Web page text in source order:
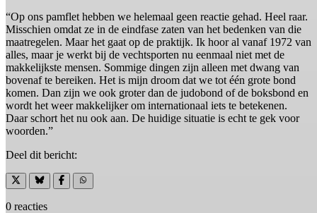
“Op ons pamflet hebben we helemaal geen reactie gehad. Heel raar.
Misschien omdat ze in de eindfase zaten van het bedenken van die
maatregelen. Maar het gaat op de praktijk. Ik hoor al vanaf 1972 van
alles, maar je werkt bij de vechtsporten nu eenmaal niet met de
makkelijkste mensen. Sommige dingen zijn alleen met dwang van
bovenaf te bereiken. Het is mijn droom dat we tot één grote bond
komen. Dan zijn we ook groter dan de judobond of de boksbond en
wordt het weer makkelijker om internationaal iets te betekenen.
Daar schort het nu ook aan. De huidige situatie is echt te gek voor
woorden.”
Deel dit bericht:
0 reacties